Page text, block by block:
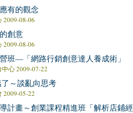
有的觀念
2009-08-06
創意
2009-08-06
班—「網路行銷創意達人養成術」
心 2009-07-22
～談亂向思考
2009-05-22
計畫～創業課程精進班「解析店鋪